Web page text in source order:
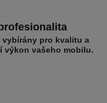
pro kvalitu a
vašeho mobilu.